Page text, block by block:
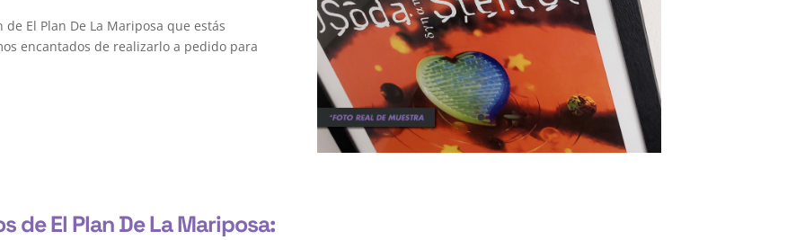
El Plan De La Mariposa que estás
encantados de realizarlo a pedido para
de El Plan De La Mariposa: